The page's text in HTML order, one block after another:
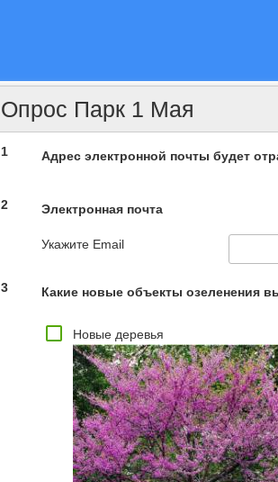
Опрос Парк 1 Мая
1 Адрес электронной почты будет
2 Электронная почта
Укажите Email
3 Какие новые объекты озеленения
Новые деревья